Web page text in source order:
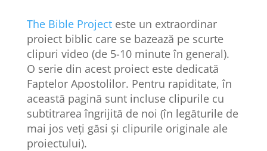
The Bible Projecteste un extraordinar
proiect biblic care se bazează pe scurte
clipuri video (de 5-10 minute în general).
O serie din acest proiect este dedicată
Faptelor Apostolilor. Pentru rapiditate, în
această pagină sunt incluse clipurile cu
subtitrarea îngrijită de noi (în legăturile de
mai jos veți găsi și clipurile originale ale
proiectului).